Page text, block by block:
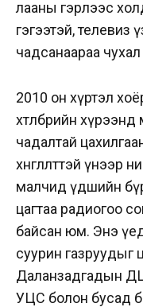
лааны гэрлээс
гэгээтэй, телевиз
чадсанаараа
2010 он хүртэл
хөтөлбөрийн
чадалтай
хөнгөлөлттэй
малчид үдшийн
цагтаа радиогоо
байсан юм. Энэ
суурин газруудыг
Даланзадгадын
УЦС болон бусад